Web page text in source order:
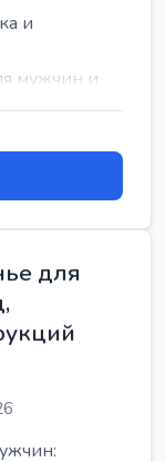
и
мужчин и
для